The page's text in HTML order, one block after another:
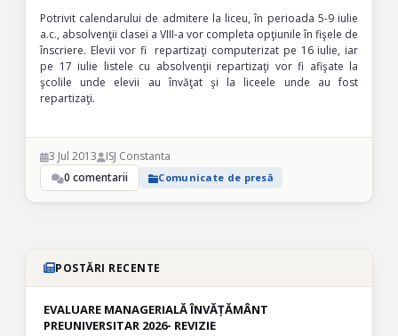
Potrivit calendarului de admitere la liceu, în perioada 5-9 iulie
a.c., absolvenţii clasei a VIII-a vor completa opţiunile în fişele de
înscriere. Elevii vor fi repartizaţi computerizat pe 16 iulie, iar
pe 17 iulie listele cu absolvenţii repartizaţi vor fi afişate la
şcolile unde elevii au învăţat şi la liceele unde au fost
repartizaţi.
3 Jul 2013
ISJ Constanta
0 comentarii
Comunicate de presă
POSTĂRI RECENTE
EVALUARE MANAGERIALĂ ÎNVĂȚĂMÂNT
PREUNIVERSITAR 2026- REVIZIE